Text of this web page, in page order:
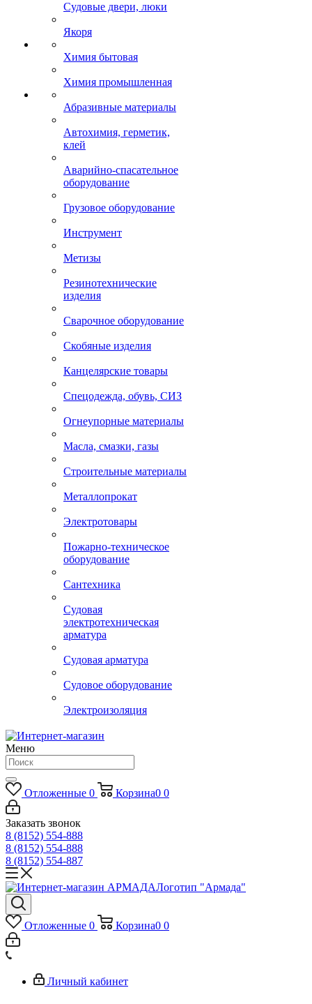
Судовые двери, люки
Якоря
Химия бытовая
Химия промышленная
Абразивные материалы
Автохимия, герметик,
клей
Аварийно-спасательное
оборудование
Грузовое оборудование
Инструмент
Метизы
Резинотехнические
изделия
Сварочное оборудование
Скобяные изделия
Канцелярские товары
Спецодежда, обувь, СИЗ
Огнеупорные материалы
Масла, смазки, газы
Строительные материалы
Металлопрокат
Электротовары
Пожарно-техническое
оборудование
Сантехника
Судовая
электротехническая
арматура
Судовая арматура
Судовое оборудование
Электроизоляция
Меню
Отложенные 0 Корзина0 0
Заказать звонок
8 (8152) 554-888
8 (8152) 554-888
8 (8152) 554-887
Логотип "Армада"
Отложенные 0 Корзина0 0
Личный кабинет